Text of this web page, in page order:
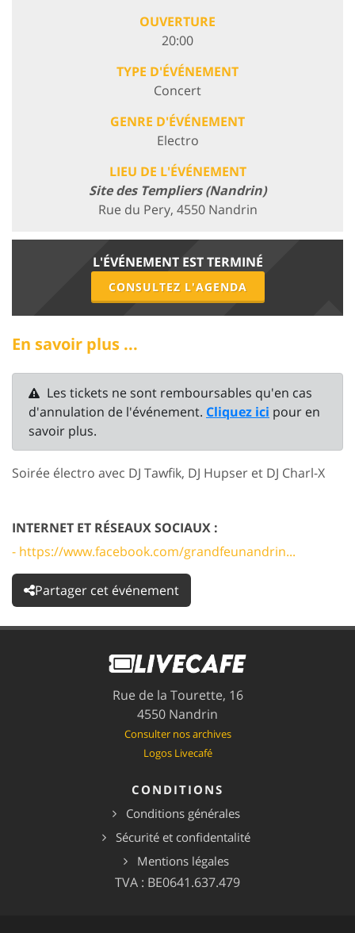
OUVERTURE
20:00
TYPE D'ÉVÉNEMENT
Concert
GENRE D'ÉVÉNEMENT
Electro
LIEU DE L'ÉVÉNEMENT
Site des Templiers (Nandrin)
Rue du Pery, 4550 Nandrin
L'ÉVÉNEMENT EST TERMINÉ
CONSULTEZ L'AGENDA
En savoir plus ...
Les tickets ne sont remboursables qu'en cas
d'annulation de l'événement. Cliquez ici pour en
savoir plus.
Soirée électro avec DJ Tawfik, DJ Hupser et DJ Charl-X
INTERNET ET RÉSEAUX SOCIAUX :
- https://www.facebook.com/grandfeunandrin...
Partager cet événement
Rue de la Tourette, 16
4550 Nandrin
Consulter nos archives
Logos Livecafé
CONDITIONS
Conditions générales
Sécurité et confidentalité
Mentions légales
TVA : BE0641.637.479